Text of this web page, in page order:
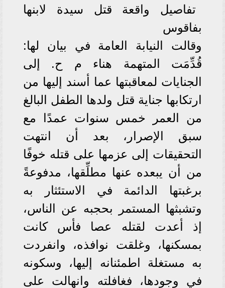
تفاصيل واقعة قتل سيدة لابنها
بفاقوس
وقالت النيابة العامة في بيان لها:
قُدِّمَت المتهمة هناء م ح. إلى
الجنايات لمعاقبتها عما أسند إليها من
ارتكابها جناية قتل ولدها الطفل البالغ
من العمر خمس سنوات عمدًا مع
سبق الإصرار، بعد أن انتهت
التحقيقات إلى عزمها على قتله خوفًا
من أن يبعده عنها مطلِّقها، مدفوعةً
برغبتها الدائمة في الاستئثار به
وتشبثها المستمر بحجبه عن الناس،
إذ أعدت لقتله عصا فأس كانت
بمسكنها، وغلقت نوافذه، وانفردت
به مستغلة اطمئنانه إليها، وسكونه
في وجودها، فغافلته وانهالت على